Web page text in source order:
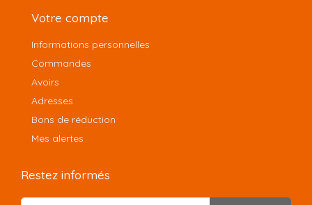
Votre compte
Informations personnelles
Commandes
Avoirs
Adresses
Bons de réduction
Mes alertes
Restez informés